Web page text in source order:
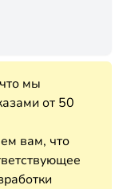
мы
от 50
вам, что